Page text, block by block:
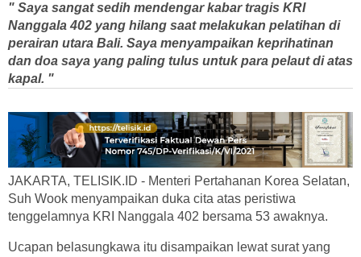
" Saya sangat sedih mendengar kabar tragis KRI
Nanggala 402 yang hilang saat melakukan pelatihan di
perairan utara Bali. Saya menyampaikan keprihatinan
dan doa saya yang paling tulus untuk para pelaut di atas
kapal. "
JAKARTA, TELISIK.ID - Menteri Pertahanan Korea Selatan,
Suh Wook menyampaikan duka cita atas peristiwa
tenggelamnya KRI Nanggala 402 bersama 53 awaknya.
Ucapan belasungkawa itu disampaikan lewat surat yang